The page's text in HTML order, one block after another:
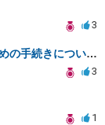
3
書類送検後の対応と家族に知られないための手続きについて相談
3
1